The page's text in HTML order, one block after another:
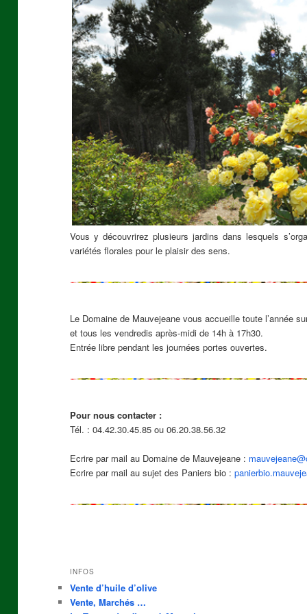
Vous y découvrirez plusieurs jardins dans lesquels
variétés florales pour le plaisir des sens.
Le Domaine de Mauvejeane vous accueille toute l’année
et tous les vendredis après-midi de 14h à 17h30.
Entrée libre pendant les journées portes ouvertes.
Pour nous contacter :
Tél. : 04.42.30.45.85 ou 06.20.38.56.32
Ecrire par mail au Domaine de Mauvejeane :
Ecrire par mail au sujet des Paniers bio :
INFOS
Vente d’huile d’olive
Vente, Marchés …